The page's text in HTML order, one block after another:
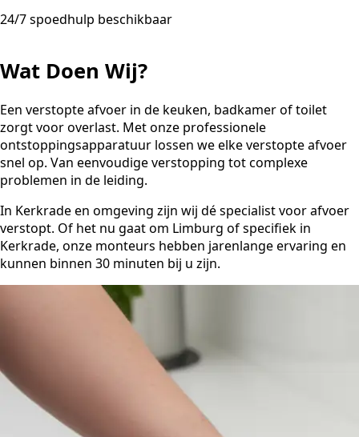
24/7 spoedhulp beschikbaar
Wat Doen Wij?
Een verstopte afvoer in de keuken, badkamer of toilet
zorgt voor overlast. Met onze professionele
ontstoppingsapparatuur lossen we elke verstopte afvoer
snel op. Van eenvoudige verstopping tot complexe
problemen in de leiding.
In Kerkrade en omgeving zijn wij dé specialist voor afvoer
verstopt. Of het nu gaat om Limburg of specifiek in
Kerkrade, onze monteurs hebben jarenlange ervaring en
kunnen binnen 30 minuten bij u zijn.